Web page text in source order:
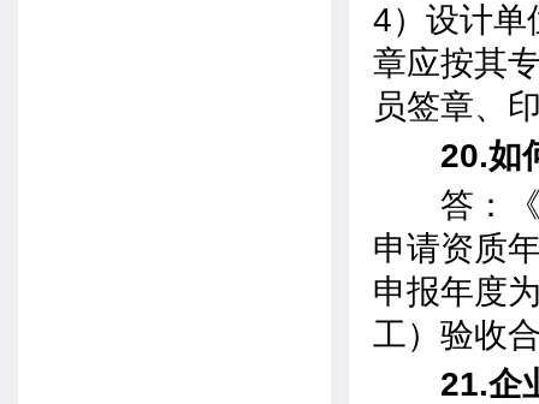
4）设计单
章应按其
员签章、
20.如何
答：《标
申请资质
申报年度
工）验收
21.企业